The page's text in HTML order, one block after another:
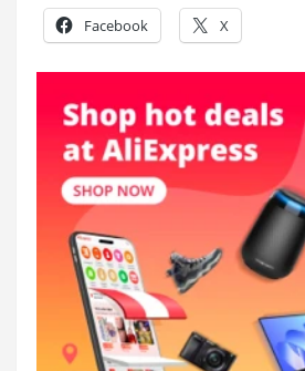
Facebook X